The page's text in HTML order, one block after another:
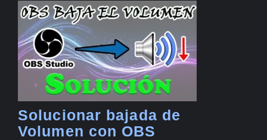
Solucionar bajada de
Volumen con OBS